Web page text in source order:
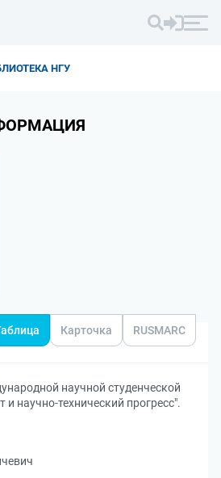
НГУ
Карточка RUSMARC
научной студенческой
и научно-технический прогресс".